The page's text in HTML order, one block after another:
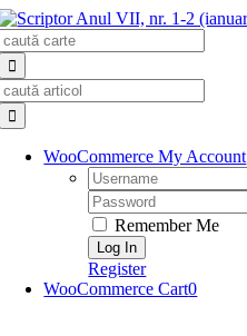
Skip
to
content
WooCommerce My Account
Username:
Password:
Remember Me
Register
WooCommerce Cart0